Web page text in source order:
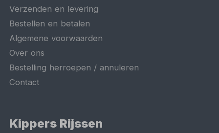
Verzenden en levering
Bestellen en betalen
Algemene voorwaarden
Over ons
Bestelling herroepen / annuleren
Contact
Kippers Rijssen